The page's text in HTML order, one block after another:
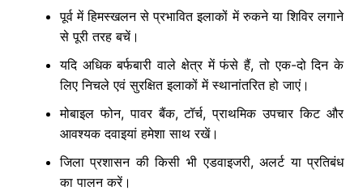
पूर्व में हिमस्खलन से प्रभावित इलाकों में रुकने या शिविर लगाने
से पूरी तरह बचें।
यदि अधिक बर्फबारी वाले क्षेत्र में फंसे हैं, तो एक-दो दिन के
लिए निचले एवं सुरक्षित इलाकों में स्थानांतरित हो जाएं।
मोबाइल फोन, पावर बैंक, टॉर्च, प्राथमिक उपचार किट और
आवश्यक दवाइयां हमेशा साथ रखें।
जिला प्रशासन की किसी भी एडवाइजरी, अलर्ट या प्रतिबंध
का पालन करें।